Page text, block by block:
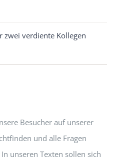
zwei verdiente Kollegen
Besucher auf unserer
und alle Fragen
unseren Texten sollen sich